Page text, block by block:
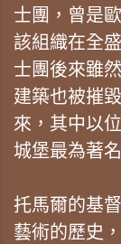
士團，曾是
該組織在全
士團後來雖
建築也被摧
來，其中以
城堡最為著名
托馬爾的基
藝術的歷史